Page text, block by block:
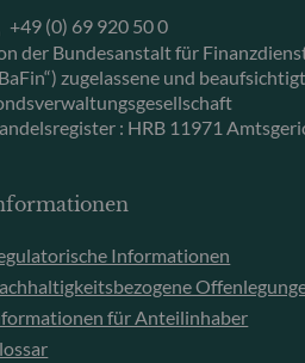
+49 (0) 69 920 50 0
der Bundesanstalt für
zugelassene und
: HRB 11971
Informationen
für Anteilinhaber